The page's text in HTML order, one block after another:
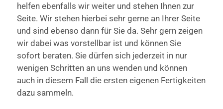
helfen ebenfalls wir weiter und stehen Ihnen zur
Seite. Wir stehen hierbei sehr gerne an Ihrer Seite
und sind ebenso dann für Sie da. Sehr gern zeigen
wir dabei was vorstellbar ist und können Sie
sofort beraten. Sie dürfen sich jederzeit in nur
wenigen Schritten an uns wenden und können
auch in diesem Fall die ersten eigenen Fertigkeiten
dazu sammeln.